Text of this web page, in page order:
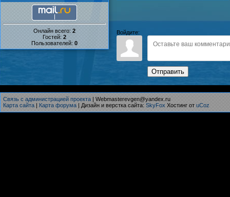
Онлайн всего: 2
Гостей: 2
Пользователей: 0
Войдите:
Отправить
Связь с администрацией проекта | Webmasterevgen@yandex.ru
Карта сайта | Карта форума | Дизайн и верстка сайта: SkyFox Хостинг от uCoz